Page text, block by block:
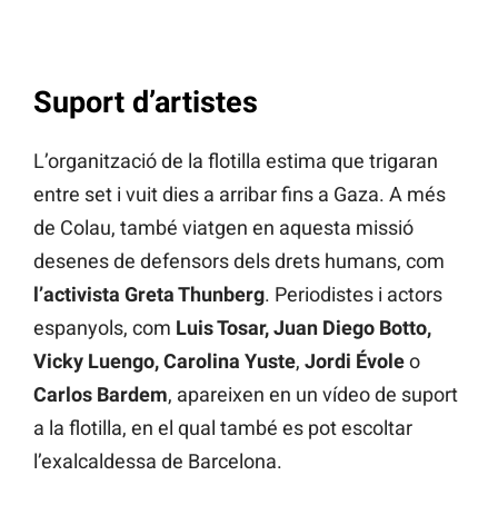
Suport d’artistes
L’organització de la flotilla estima que trigaran
entre set i vuit dies a arribar fins a Gaza. A més
de Colau, també viatgen en aquesta missió
desenes de defensors dels drets humans, com
l’activista Greta Thunberg. Periodistes i actors
espanyols, com Luis Tosar, Juan Diego Botto,
Vicky Luengo, Carolina Yuste, Jordi Évoleo
Carlos Bardem, apareixen en un vídeo de suport
a la flotilla, en el qual també es pot escoltar
l’exalcaldessa de Barcelona.